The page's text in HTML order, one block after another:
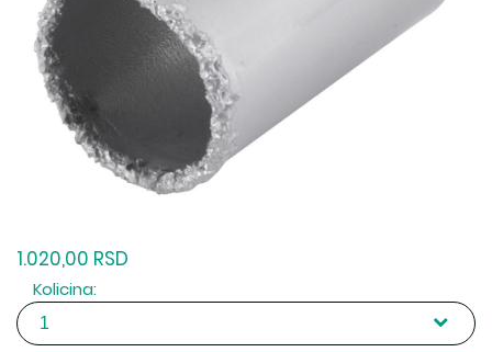
1.020,00 RSD
Kolicina: